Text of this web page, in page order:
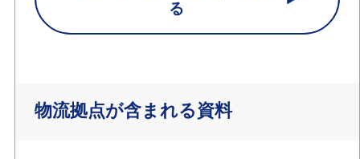
る
物流拠点が含まれる資料